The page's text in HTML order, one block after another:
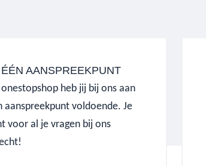
ÉÉN AANSPREEKPUNT
onestopshop heb jij bij ons aan
aanspreekpunt voldoende. Je
voor al je vragen bij ons